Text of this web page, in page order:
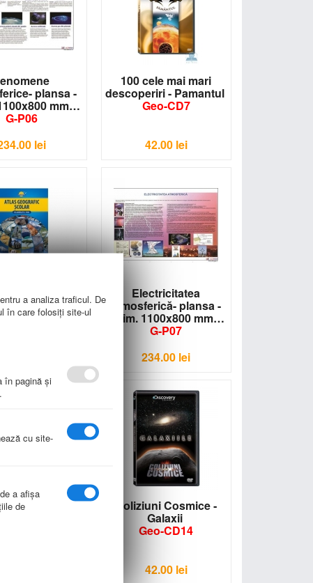
plansa -
mm
G-P06
lei
100 cele mai mari
descoperiri - Pamantul
Geo-CD7
42.00 lei
şcolar
clasele V-VIII
G-A06
Electricitatea
atmosferică- plansa -
dim. 1100x800 mm
G-P07
234.00 lei
plansa -
mm
Coliziuni Cosmice ‐
Galaxii
Geo-CD14
42.00 lei
a analiza traficul. De
în care folosiți site-ul
în pagină şi
cu site-
a afişa
de